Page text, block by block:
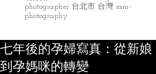
photographer 台北市 台灣 sam-
photography
七年後的孕婦寫真：從新娘
到孕媽咪的轉變